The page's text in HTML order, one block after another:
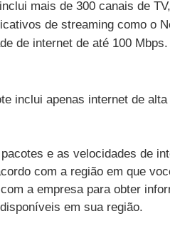
mais de 300 canais de
de streaming como o
de internet de até 100 Mbps.
inclui apenas internet de alta
e as velocidades de
com a região em que
a empresa para obter
em sua região.